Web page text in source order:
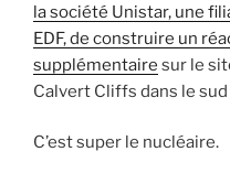
la société Unistar, une
EDF, de construire un
supplémentaire sur le
Calvert Cliffs dans le
C’est super le nucléaire.